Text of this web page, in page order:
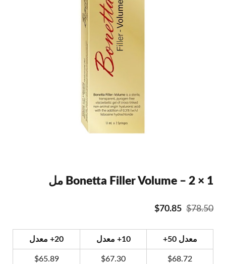
Bonetta Filler Volume – 2 × 1 مل
$78.50
السعر
كان:
$78.50.
$70.85
هو:
معدل 50+ 10+ معدل 20+ معدل
$68.72
$67.30
$65.89